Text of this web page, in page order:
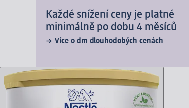
Každé snížení ceny je platné
minimálně po dobu 4 měsíců
Více o dm dlouhodobých cenách